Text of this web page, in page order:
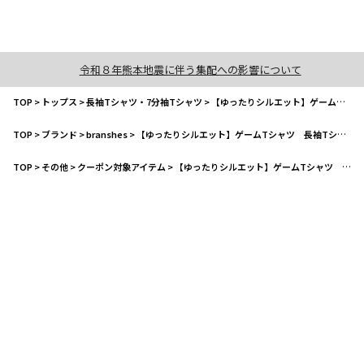
令和８年熊本地震に伴う集配への影響について
TOP> トップス >長袖Tシャツ・7分袖Tシャツ > 【ゆったりシルエット】ゲームTシャツ 長袖Tシャツ ロンＴ
TOP>ブランド >branshes> 【ゆったりシルエット】ゲームTシャツ 長袖Tシャツ ロンＴ
TOP>その他>クーポン対象アイテム > 【ゆったりシルエット】ゲームTシャツ 長袖Tシャツ ロンＴ